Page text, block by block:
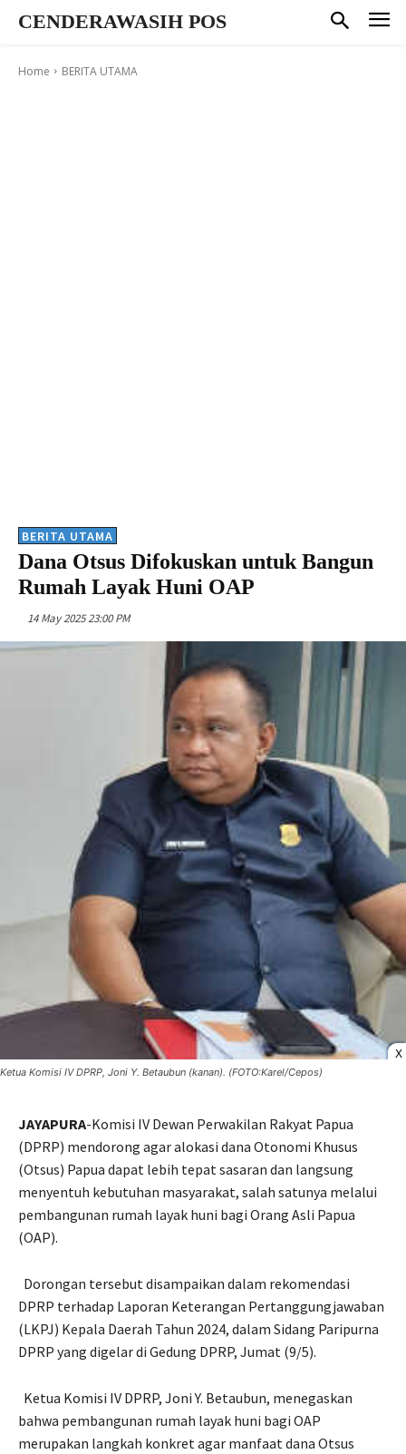
CENDERAWASIH POS
Home BERITA UTAMA
BERITA UTAMA
Dana Otsus Difokuskan untuk Bangun
Rumah Layak Huni OAP
14 May 2025 23:00 PM
X
Ketua Komisi IV DPRP, Joni Y. Betaubun (kanan). (FOTO:Karel/Cepos)
JAYAPURA-Komisi IV Dewan Perwakilan Rakyat Papua
(DPRP) mendorong agar alokasi dana Otonomi Khusus
(Otsus) Papua dapat lebih tepat sasaran dan langsung
menyentuh kebutuhan masyarakat, salah satunya melalui
pembangunan rumah layak huni bagi Orang Asli Papua
(OAP).
Dorongan tersebut disampaikan dalam rekomendasi
DPRP terhadap Laporan Keterangan Pertanggungjawaban
(LKPJ) Kepala Daerah Tahun 2024, dalam Sidang Paripurna
DPRP yang digelar di Gedung DPRP, Jumat (9/5).
Ketua Komisi IV DPRP, Joni Y. Betaubun, menegaskan
bahwa pembangunan rumah layak huni bagi OAP
merupakan langkah konkret agar manfaat dana Otsus